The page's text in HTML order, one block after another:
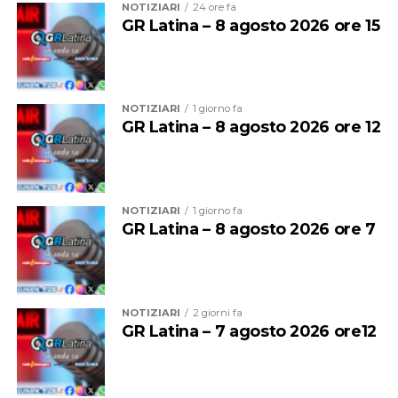
della manifestazione.
La musica continuerà poi ad essere protagonista sui tre
Sul palco del
Grappa Jazz Festivalsalirà il Luca
Mannutza & Paolo Recchia Duo,
composta da pianoforte e sassofono contralto, mentre
NOTIZIARI 24 ore fa
GR Latina – 8 agosto 2026 ore 15
NOTIZIARI 1 giorno fa
GR Latina – 8 agosto 2026 ore 12
NOTIZIARI 1 giorno fa
GR Latina – 8 agosto 2026 ore 7
NOTIZIARI 2 giorni fa
GR Latina – 7 agosto 2026 ore12